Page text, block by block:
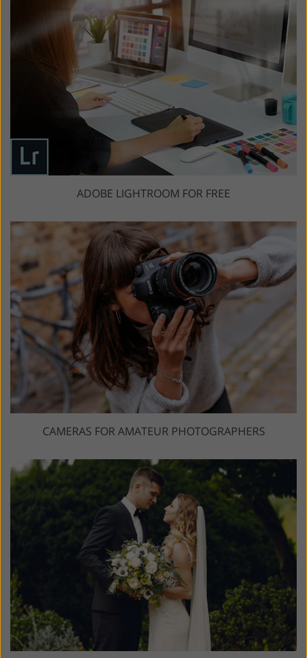
ADOBE LIGHTROOM FOR FREE
CAMERAS FOR AMATEUR PHOTOGRAPHERS